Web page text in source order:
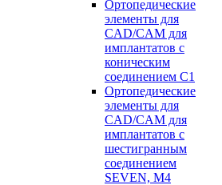
Ортопедические
элементы для
CAD/CAM для
имплантатов с
коническим
соединением С1
Ортопедические
элементы для
CAD/CAM для
имплантатов с
шестигранным
соединением
SEVEN, М4